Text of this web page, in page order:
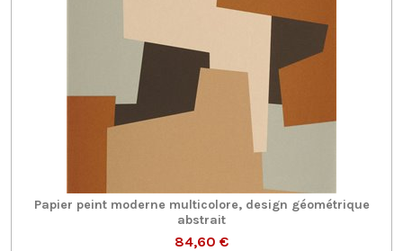
Papier peint moderne multicolore, design géométrique
abstrait
84,60 €